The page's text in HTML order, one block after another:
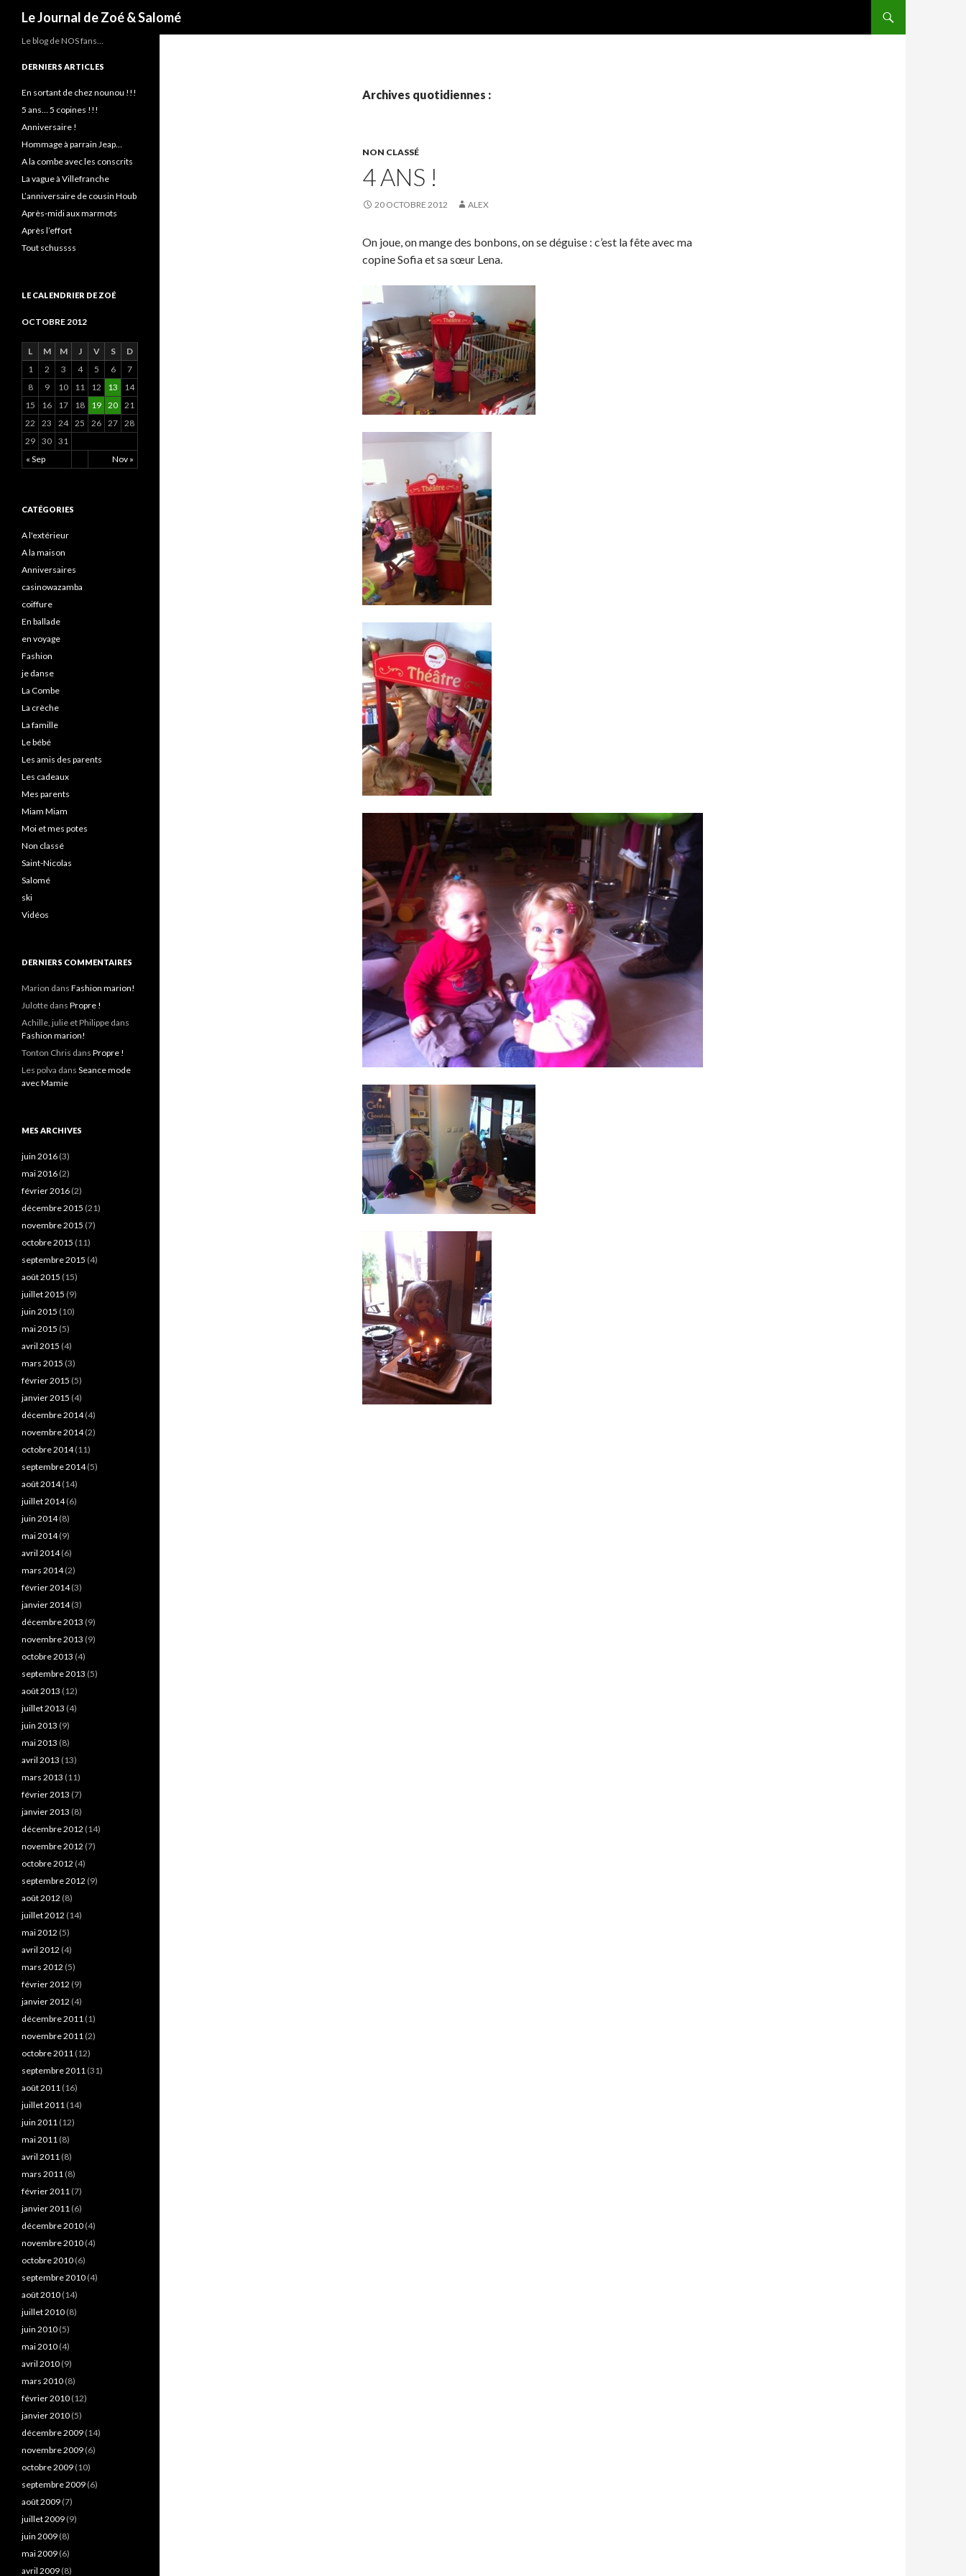
Le Journal de Zoé & Salomé
Archives quotidiennes :
NON CLASSÉ
4 ANS !
20 OCTOBRE 2012 ALEX
On joue, on mange des bonbons, on se déguise : c’est la fête avec ma
copine Sofia et sa sœur Lena.
Le blog de NOS fans…
DERNIERS ARTICLES
En sortant de chez nounou !!!
5 ans… 5 copines !!!
Anniversaire !
Hommage à parrain Jeap…
A la combe avec les conscrits
La vague à Villefranche
L’anniversaire de cousin Houb
Après-midi aux marmots
Après l’effort
Tout schussss
LE CALENDRIER DE ZOÉ
OCTOBRE 2012
L M M J V S D
« Sep Nov »
1 2 3 4 5 6
7
8
9 10 11 12 13
14
15
16 17 18 19 20 21
22
23 24 25 26 27 28
29 30 31
CATÉGORIES
A l'extérieur
A la maison
Anniversaires
casinowazamba
coiffure
En ballade
en voyage
Fashion
je danse
La Combe
La crèche
La famille
Le bébé
Les amis des parents
Les cadeaux
Mes parents
Miam Miam
Moi et mes potes
Non classé
Saint-Nicolas
Salomé
ski
Vidéos
DERNIERS COMMENTAIRES
Marion dans Fashion marion!
Julotte dans Propre !
Achille, julie et Philippe dans
Fashion marion!
Tonton Chris dans Propre !
Les polva dans Seance mode
avec Mamie
MES ARCHIVES
juin 2016 (3)
mai 2016 (2)
février 2016 (2)
décembre 2015 (21)
novembre 2015 (7)
octobre 2015 (11)
septembre 2015 (4)
août 2015 (15)
juillet 2015 (9)
juin 2015 (10)
mai 2015 (5)
avril 2015 (4)
mars 2015 (3)
février 2015 (5)
janvier 2015 (4)
décembre 2014(4)
novembre 2014(2)
octobre 2014(11)
septembre 2014(5)
août 2014(14)
juillet 2014(6)
juin 2014(8)
mai 2014(9)
avril 2014(6)
mars 2014(2)
février 2014(3)
janvier 2014(3)
décembre 2013 (9)
novembre 2013 (9)
octobre 2013 (4)
septembre 2013 (5)
août 2013 (12)
juillet 2013 (4)
juin 2013 (9)
mai 2013 (8)
avril 2013 (13)
mars 2013 (11)
février 2013 (7)
janvier 2013 (8)
décembre 2012 (14)
novembre 2012 (7)
octobre 2012 (4)
septembre 2012 (9)
août 2012 (8)
juillet 2012 (14)
mai 2012 (5)
avril 2012 (4)
mars 2012 (5)
février 2012 (9)
janvier 2012 (4)
décembre 2011 (1)
novembre 2011 (2)
octobre 2011 (12)
septembre 2011 (31)
août 2011 (16)
juillet 2011 (14)
juin 2011 (12)
mai 2011 (8)
avril 2011 (8)
mars 2011 (8)
février 2011 (7)
janvier 2011 (6)
décembre 2010 (4)
novembre 2010 (4)
octobre 2010 (6)
septembre 2010 (4)
août 2010 (14)
juillet 2010 (8)
juin 2010 (5)
mai 2010 (4)
avril 2010 (9)
mars 2010 (8)
février 2010 (12)
janvier 2010 (5)
décembre 2009 (14)
novembre 2009 (6)
octobre 2009 (10)
septembre 2009 (6)
août 2009 (7)
juillet 2009 (9)
juin 2009 (8)
mai 2009 (6)
avril 2009 (8)